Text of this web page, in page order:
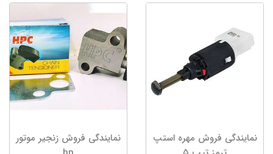
نمایندگی فروش مهره استپ
نمایندگی فروش زنجیر موتور